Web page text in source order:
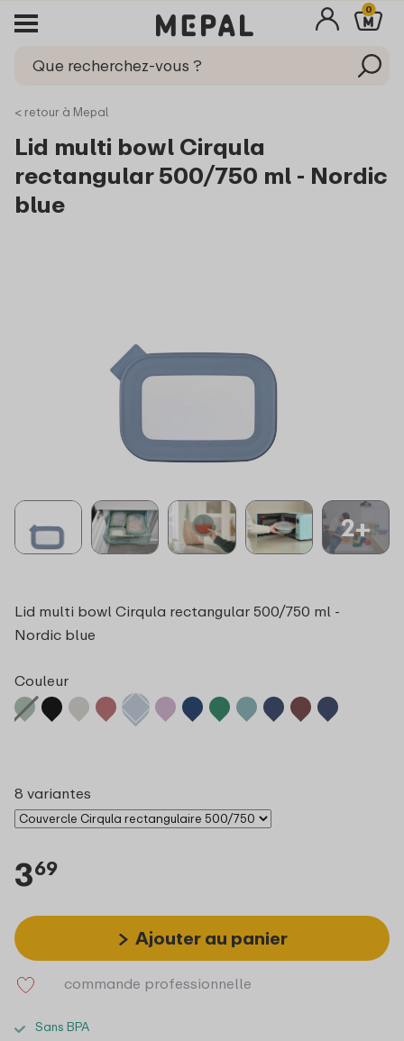
0
< retour à Mepal
Lid multi bowl Cirqula
rectangular 500/750 ml - Nordic
blue
2+
Lid multi bowl Cirqula rectangular 500/750 ml -
Nordic blue
Couleur
8 variantes
369
Ajouter au panier
commande professionnelle
Sans BPA